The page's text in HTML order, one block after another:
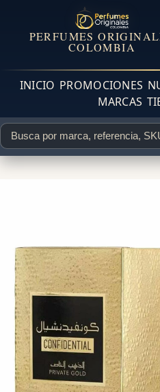
PERFUMES
COLOMBIA
INICIO PROMOCIONES
MARCAS